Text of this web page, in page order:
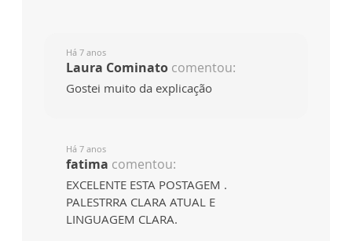
Há 7 anos
Laura Cominato comentou:
Gostei muito da explicação
Há 7 anos
fatima comentou:
EXCELENTE ESTA POSTAGEM .
PALESTRRA CLARA ATUAL E
LINGUAGEM CLARA.